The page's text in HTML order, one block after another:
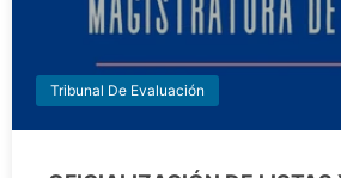
Tribunal De Evaluación